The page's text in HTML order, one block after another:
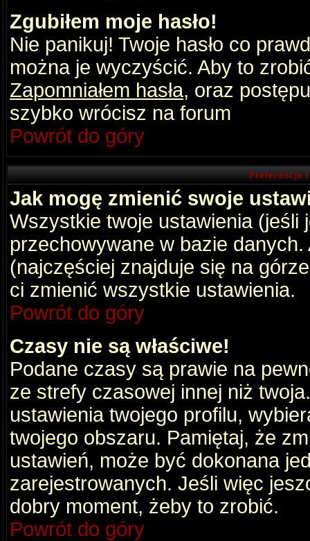
Zgubiłem moje hasło!
Nie panikuj! Twoje hasło co
można je wyczyścić. Aby to
Zapomniałem hasła, oraz
szybko wrócisz na forum
Powrót do góry
Preferencje
Jak mogę zmienić swoje
Wszystkie twoje ustawienia (jeśli
przechowywane w bazie
(najczęściej znajduje się na
ci zmienić wszystkie ustawienia.
Powrót do góry
Czasy nie są właściwe!
Podane czasy są prawie na
ze strefy czasowej innej niż
ustawienia twojego profilu,
twojego obszaru. Pamiętaj, że
ustawień, może być dokonana
zarejestrowanych. Jeśli więc
dobry moment, żeby to zrobić.
Powrót do góry